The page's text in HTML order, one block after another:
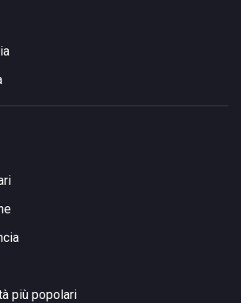
in treno, si può arrivare alla stazione
Marittima da tutte le principali città
più popolari